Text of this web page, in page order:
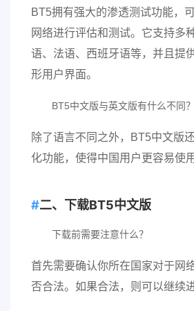
BT5拥有强大的渗透测试功能，
网络进行评估和测试。它支持多
语、法语、西班牙语等，并且提
形用户界面。
BT5中文版与英文版有什么不同？
除了语言不同之外，BT5中文版
化功能，使得中国用户更容易使用
二、下载BT5中文版
下载前需要注意什么？
首先需要确认你所在国家对于网
否合法。如果合法，则可以继续